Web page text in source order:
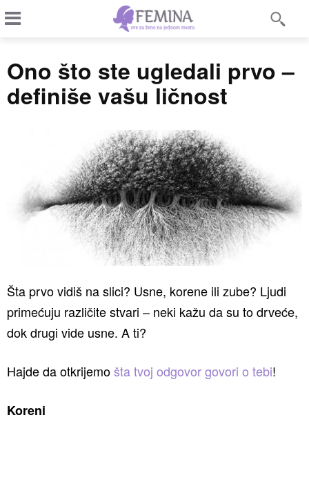
Ono što ste ugledali prvo –
definiše vašu ličnost
Šta prvo vidiš na slici? Usne, korene ili zube? Ljudi
primećuju različite stvari – neki kažu da su to drveće,
dok drugi vide usne. A ti?
Hajde da otkrijemošta tvoj odgovor govori o tebi!
Koreni